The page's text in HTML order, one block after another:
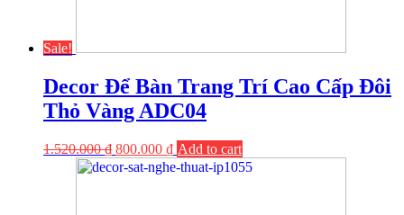
Sale!
Decor Để Bàn Trang Trí Cao Cấp Đôi
Thỏ Vàng ADC04
1.520.000₫ 800.000 ₫ Add to cart